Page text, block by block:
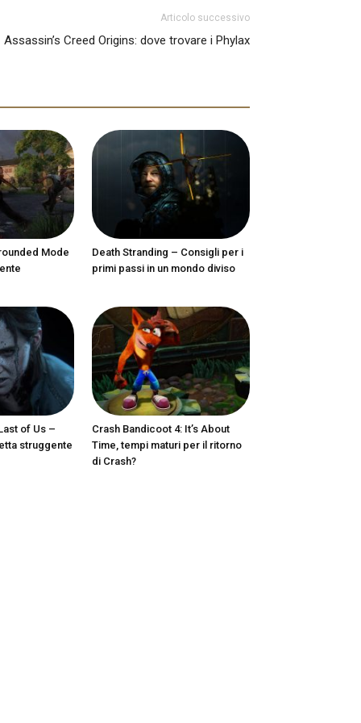
Articolo successivo
Assassin’s Creed Origins: dove trovare i Phylax
Mode
Death Stranding – Consigli per i
primi passi in un mondo diviso
of Us –
struggente
Crash Bandicoot 4: It’s About
Time, tempi maturi per il ritorno
di Crash?